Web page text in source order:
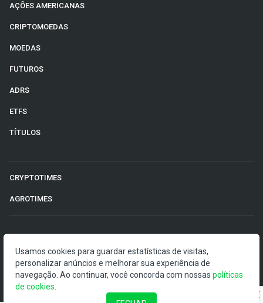
AÇÕES AMERICANAS
CRIPTOMOEDAS
MOEDAS
FUTUROS
ADRS
ETFS
TÍTULOS
CRYPTOTIMES
AGROTIMES
O Money Times publica matérias de cunho jornalístico, que
visam a democratização da informação. Nossas
publicações devem ser compreendidas como boletins
anunciadores e divulgadores, e não como uma
Usamos cookies para guardar estatísticas de visitas,
personalizar anúncios e melhorar sua experiência de
navegação. Ao continuar, você concorda com nossas políticas
de cookies